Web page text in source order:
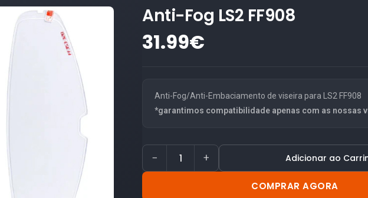
Anti-Fog LS2 FF908
31.99€
Anti-Fog/Anti-Embaciamento de viseira para LS2 FF908
*garantimos compatibilidade apenas com as nossas
− + Adicionar ao
COMPRAR AGORA